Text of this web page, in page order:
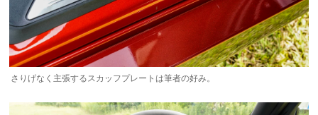
さりげなく主張するスカッフプレートは筆者の好み。